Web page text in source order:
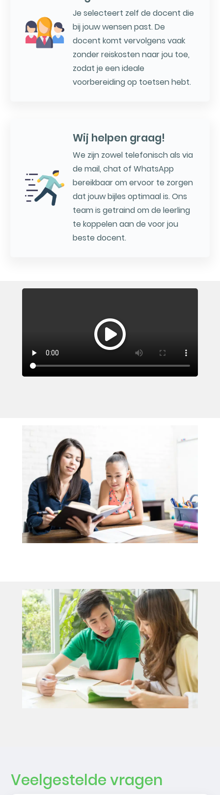
Je selecteert zelf de docent die
bij jouw wensen past. De
docent komt vervolgens vaak
zonder reiskosten naar jou toe,
zodat je een ideale
voorbereiding op toetsen hebt.
Wij helpen graag!
We zijn zowel telefonisch als via
de mail, chat of WhatsApp
bereikbaar om ervoor te zorgen
dat jouw bijles optimaal is. Ons
team is getraind om de leerling
te koppelen aan de voor jou
beste docent.
Veelgestelde vragen